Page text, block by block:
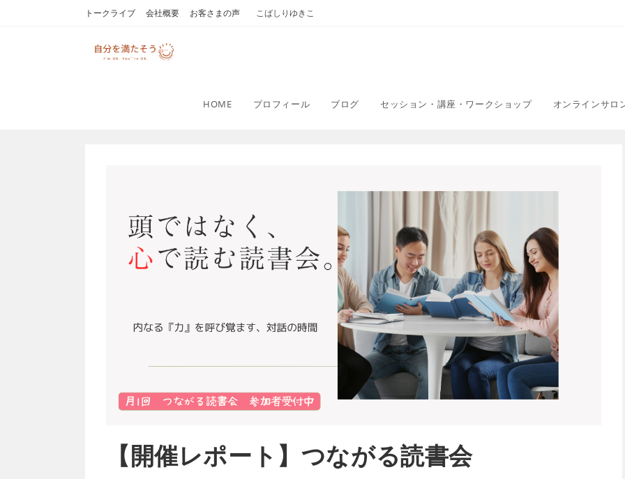
トークライブ 会社概要 お客さまの声 こばしりゆきこ
HOME プロフィール ブログ セッション・講座・ワークショップ オンラインサロ
【開催レポート】つながる読書会